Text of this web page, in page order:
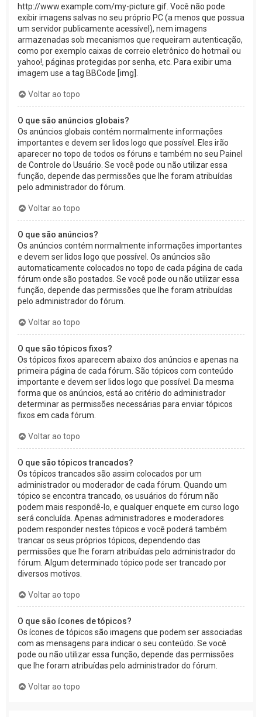
http://www.example.com/my-picture.gif. Você não pode
exibir imagens salvas no seu próprio PC (a menos que possua
um servidor publicamente acessível), nem imagens
armazenadas sob mecanismos que requeiram autenticação,
como por exemplo caixas de correio eletrônico do hotmail ou
yahoo!, páginas protegidas por senha, etc. Para exibir uma
imagem use a tag BBCode [img].
Voltar ao topo
O que são anúncios globais?
Os anúncios globais contém normalmente informações
importantes e devem ser lidos logo que possível. Eles irão
aparecer no topo de todos os fóruns e também no seu Painel
de Controle do Usuário. Se você pode ou não utilizar essa
função, depende das permissões que lhe foram atribuídas
pelo administrador do fórum.
Voltar ao topo
O que são anúncios?
Os anúncios contém normalmente informações importantes
e devem ser lidos logo que possível. Os anúncios são
automaticamente colocados no topo de cada página de cada
fórum onde são postados. Se você pode ou não utilizar essa
função, depende das permissões que lhe foram atribuídas
pelo administrador do fórum.
Voltar ao topo
O que são tópicos fixos?
Os tópicos fixos aparecem abaixo dos anúncios e apenas na
primeira página de cada fórum. São tópicos com conteúdo
importante e devem ser lidos logo que possível. Da mesma
forma que os anúncios, está ao critério do administrador
determinar as permissões necessárias para enviar tópicos
fixos em cada fórum.
Voltar ao topo
O que são tópicos trancados?
Os tópicos trancados são assim colocados por um
administrador ou moderador de cada fórum. Quando um
tópico se encontra trancado, os usuários do fórum não
podem mais respondê-lo, e qualquer enquete em curso logo
será concluída. Apenas administradores e moderadores
podem responder nestes tópicos e você poderá também
trancar os seus próprios tópicos, dependendo das
permissões que lhe foram atribuídas pelo administrador do
fórum. Algum determinado tópico pode ser trancado por
diversos motivos.
Voltar ao topo
O que são ícones de tópicos?
Os ícones de tópicos são imagens que podem ser associadas
com as mensagens para indicar o seu conteúdo. Se você
pode ou não utilizar essa função, depende das permissões
que lhe foram atribuídas pelo administrador do fórum.
Voltar ao topo